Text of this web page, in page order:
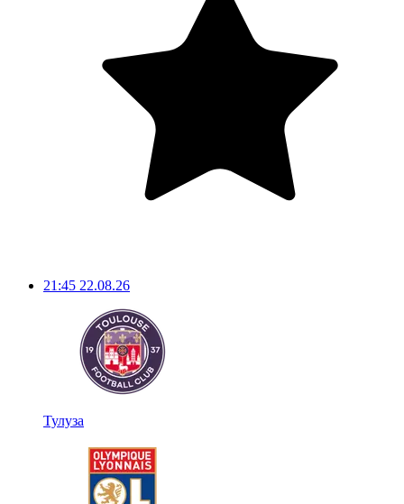
21:45 22.08.26
Тулуза